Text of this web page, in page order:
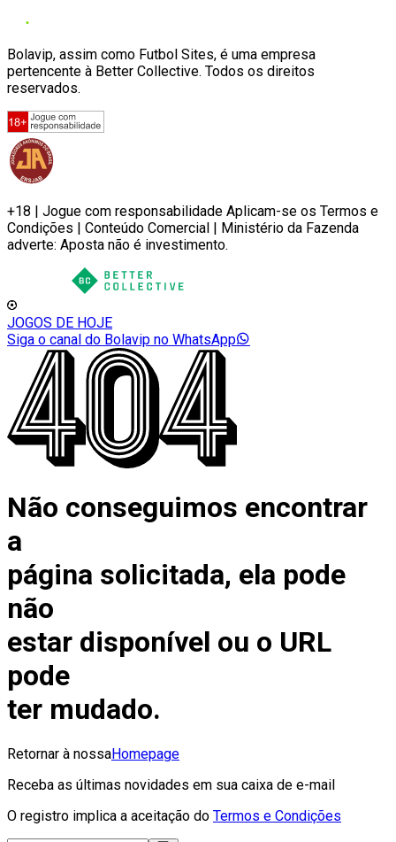
Bolavip, assim como Futbol Sites, é uma empresa
pertencente à Better Collective. Todos os direitos
reservados.
+18 | Jogue com responsabilidade Aplicam-se os Termos e
Condições | Conteúdo Comercial | Ministério da Fazenda
adverte: Aposta não é investimento.
JOGOS DE HOJE
Siga o canal do Bolavip no WhatsApp
Não conseguimos encontrar
a
página solicitada, ela pode
não
estar disponível ou o URL
pode
ter mudado.
Retornar à nossaHomepage
Receba as últimas novidades em sua caixa de e-mail
O registro implica a aceitação do Termos e Condições